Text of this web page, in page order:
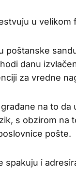
u velikom
poštanske
danu
za vredne
na to
s obzirom na
pošte.
spakuju i